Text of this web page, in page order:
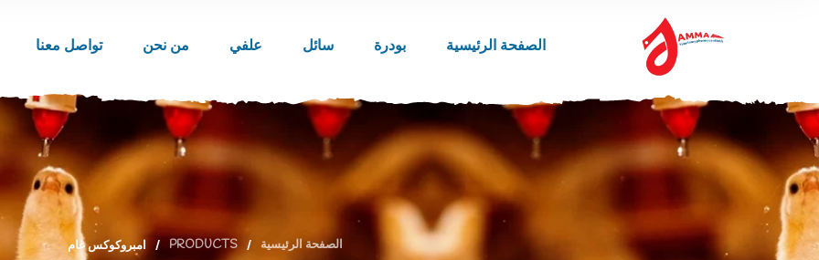
الصفحة الرئيسية بودرة سائل علفي من نحن تواصل معنا
الصفحة الرئيسية /
PRODUCTS
/ امبروكوكس غام